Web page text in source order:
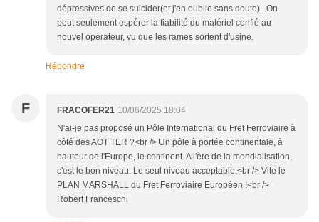
dépressives de se suicider(et j'en oublie sans doute)...On
peut seulement espérer la fiabilité du matériel confié au
nouvel opérateur, vu que les rames sortent d'usine.
Répondre
F FRACOFER21 10/06/2025 18:04
N'ai-je pas proposé un Pôle International du Fret Ferroviaire à
côté des AOT TER ?<br /> Un pôle à portée continentale, à
hauteur de l'Europe, le continent. A l'ère de la mondialisation,
c'est le bon niveau. Le seul niveau acceptable.<br /> Vite le
PLAN MARSHALL du Fret Ferroviaire Européen !<br />
Robert Franceschi